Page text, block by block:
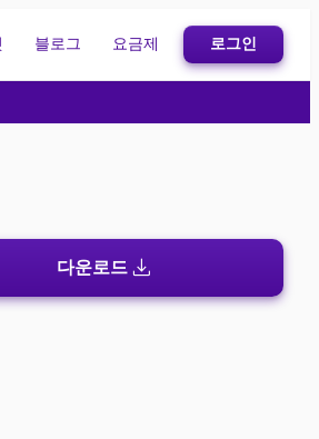
블로그 요금제 로그인
다운로드 download